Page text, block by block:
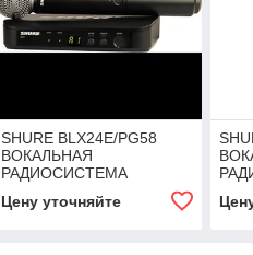
SHURE BLX24E/PG58
ВОКАЛЬНАЯ
РАДИОСИСТЕМА
Цену уточняйте